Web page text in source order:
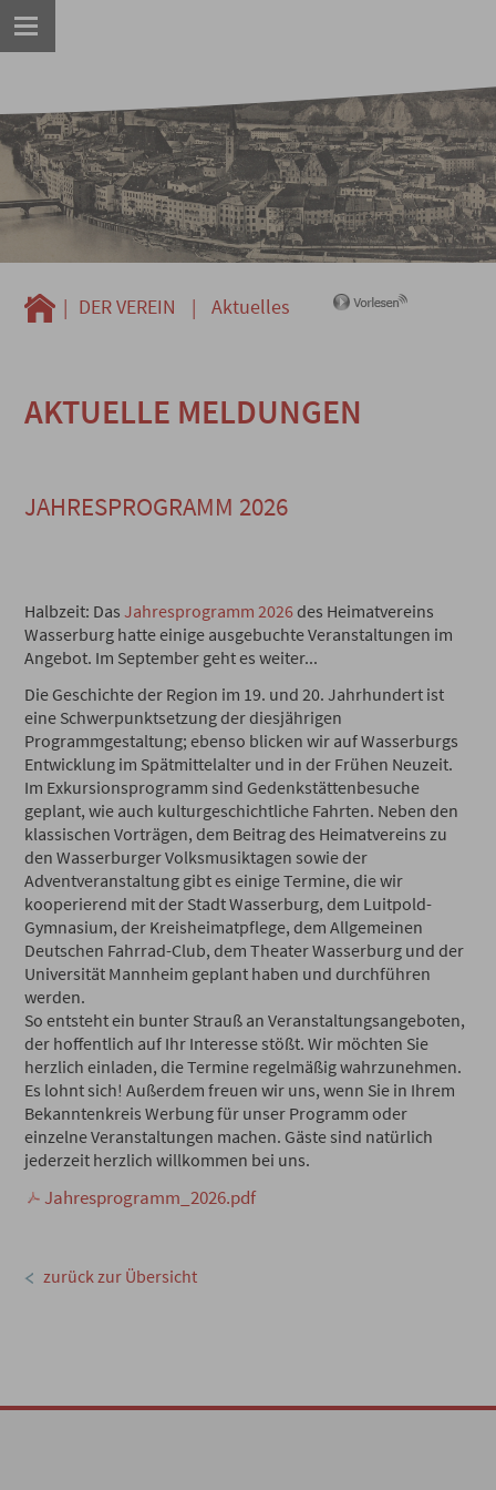
| DER VEREIN | Aktuelles
AKTUELLE MELDUNGEN
JAHRESPROGRAMM 2026
Halbzeit: DasJahresprogramm 2026des Heimatvereins
Wasserburg hatte einige ausgebuchte Veranstaltungen im
Angebot. Im September geht es weiter...
Die Geschichte der Region im 19. und 20. Jahrhundert ist
eine Schwerpunktsetzung der diesjährigen
Programmgestaltung; ebenso blicken wir auf Wasserburgs
Entwicklung im Spätmittelalter und in der Frühen Neuzeit.
Im Exkursionsprogramm sind Gedenkstättenbesuche
geplant, wie auch kulturgeschichtliche Fahrten. Neben den
klassischen Vorträgen, dem Beitrag des Heimatvereins zu
den Wasserburger Volksmusiktagen sowie der
Adventveranstaltung gibt es einige Termine, die wir
kooperierend mit der Stadt Wasserburg, dem Luitpold-
Gymnasium, der Kreisheimatpflege, dem Allgemeinen
Deutschen Fahrrad-Club, dem Theater Wasserburg und der
Universität Mannheim geplant haben und durchführen
werden.
So entsteht ein bunter Strauß an Veranstaltungsangeboten,
der hoffentlich auf Ihr Interesse stößt. Wir möchten Sie
herzlich einladen, die Termine regelmäßig wahrzunehmen.
Es lohnt sich! Außerdem freuen wir uns, wenn Sie in Ihrem
Bekanntenkreis Werbung für unser Programm oder
einzelne Veranstaltungen machen. Gäste sind natürlich
jederzeit herzlich willkommen bei uns.
Jahresprogramm_2026.pdf
zurück zur Übersicht